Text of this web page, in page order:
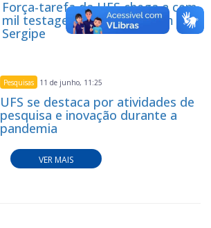
Força-tarefa da UFS chega a cem
mil testagens de covid-19 em
Sergipe
Pesquisas 11 de junho, 11:25
UFS se destaca por atividades de
pesquisa e inovação durante a
pandemia
VER MAIS